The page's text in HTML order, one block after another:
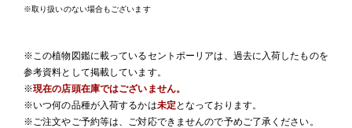
※取り扱いのない場合もございます
※この植物図鑑に載っているセントポーリアは、過去に入荷したものを
参考資料として掲載しています。
※現在の店頭在庫ではございません。
※いつ何の品種が入荷するかは未定となっております。
※ご注文やご予約等は、ご対応できませんので予めご了承ください。